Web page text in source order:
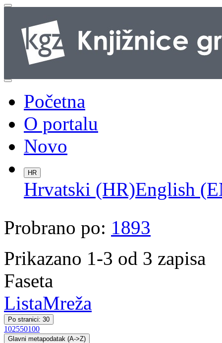
Početna
O portalu
Novo
HR
Hrvatski (HR)English
Probrano po: 1893
Prikazano 1-3 od 3 zapisa
Faseta
ListaMreža
Po stranici: 30
102550100
Glavni metapodatak (A->Z)